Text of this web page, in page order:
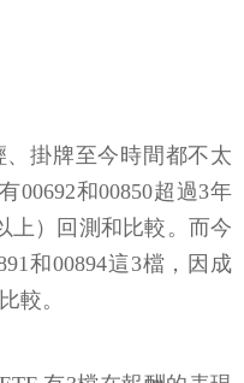
、掛牌至今時間都不太
00692和00850超過3年
上）回測和比較。而今
和00894這3檔，因成
較。